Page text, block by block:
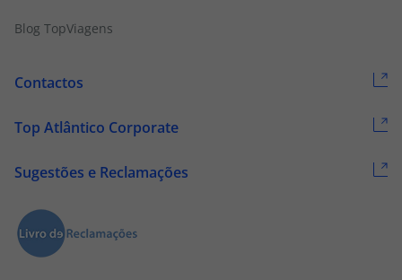
Blog TopViagens
Contactos
Top Atlântico Corporate
Sugestões e Reclamações